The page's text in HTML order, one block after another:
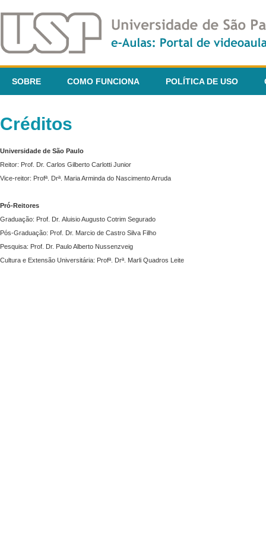
SOBRE COMO FUNCIONA POLÍTICA DE USO
Créditos
Universidade de São Paulo
Reitor: Prof. Dr. Carlos Gilberto Carlotti Junior
Vice-reitor: Profª. Drª. Maria Arminda do Nascimento Arruda
Pró-Reitores
Graduação: Prof. Dr. Aluisio Augusto Cotrim Segurado
Pós-Graduação: Prof. Dr. Marcio de Castro Silva Filho
Pesquisa: Prof. Dr. Paulo Alberto Nussenzveig
Cultura e Extensão Universitária: Profª. Drª. Marli Quadros Leite